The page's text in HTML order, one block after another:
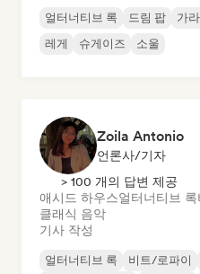
얼터너티브 록 드림 팝 가
레게
슈게이즈 소울
Zoila Antonio
언론사/기자
> 100 개의 답변 제공
애시드 하우스얼터너티브 록
클래식 음악
기사 작성
얼터너티브 록 비트/로파이